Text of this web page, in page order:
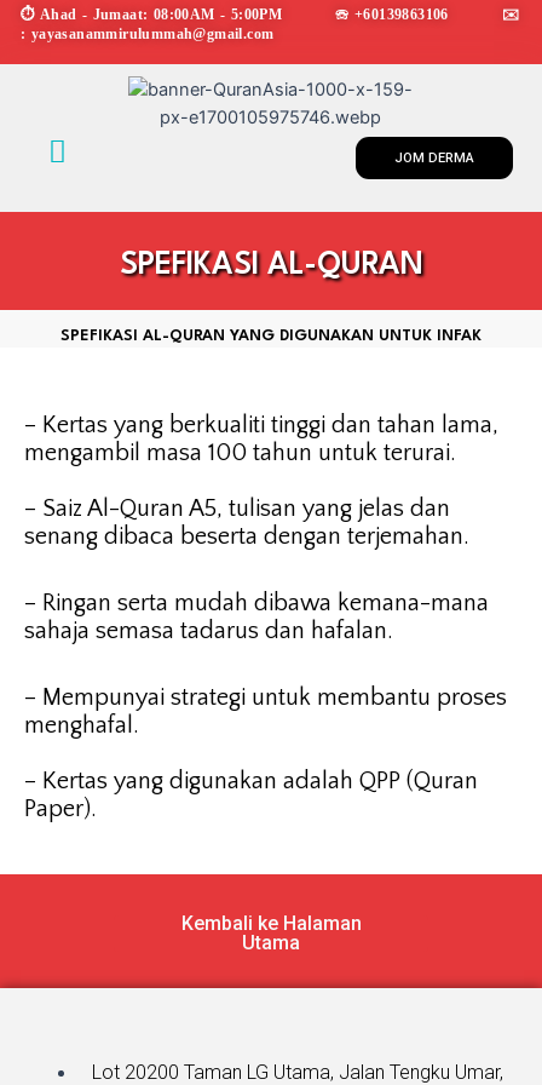
Skip
content
⏱︎ Ahad - Jumaat: 08:00AM - 5:00PM ☏ +60139863106 ✉︎
: yayasanammirulummah@gmail.com
Menu JOM DERMA
SPEFIKASI AL-QURAN
SPEFIKASI AL-QURAN YANG DIGUNAKAN UNTUK INFAK
– Kertas yang berkualiti tinggi dan tahan lama,
mengambil masa 100 tahun untuk terurai.
– Saiz Al-Quran A5, tulisan yang jelas dan
senang dibaca beserta dengan terjemahan.
– Ringan serta mudah dibawa kemana-mana
sahaja semasa tadarus dan hafalan.
– Mempunyai strategi untuk membantu proses
menghafal.
– Kertas yang digunakan adalah QPP (Quran
Paper).
Kembali ke Halaman
Utama
Lot 20200 Taman LG Utama, Jalan Tengku Umar,